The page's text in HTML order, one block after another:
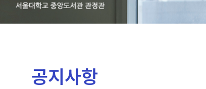
공지사항